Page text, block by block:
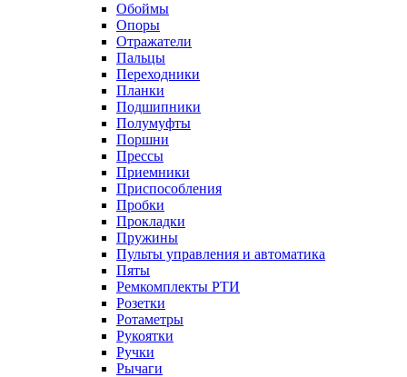
Обоймы
Опоры
Отражатели
Пальцы
Переходники
Планки
Подшипники
Полумуфты
Поршни
Прессы
Приемники
Приспособления
Пробки
Прокладки
Пружины
Пульты управления и автоматика
Пяты
Ремкомплекты РТИ
Розетки
Ротаметры
Рукоятки
Ручки
Рычаги